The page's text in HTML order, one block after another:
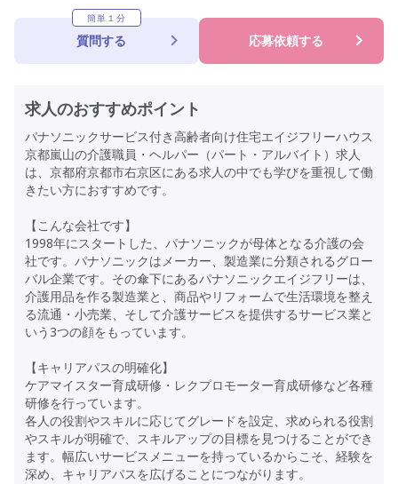
簡単１分
質問する 応募依頼する
求人のおすすめポイント
パナソニックサービス付き高齢者向け住宅エイジフリーハウス
京都嵐山の介護職員・ヘルパー（パート・アルバイト）求人
は、京都府京都市右京区にある求人の中でも学びを重視して働
きたい方におすすめです。
【こんな会社です】
1998年にスタートした、パナソニックが母体となる介護の会
社です。パナソニックはメーカー、製造業に分類されるグロー
バル企業です。その傘下にあるパナソニックエイジフリーは、
介護用品を作る製造業と、商品やリフォームで生活環境を整え
る流通・小売業、そして介護サービスを提供するサービス業と
いう3つの顔をもっています。
【キャリアパスの明確化】
ケアマイスター育成研修・レクプロモーター育成研修など各種
研修を行っています。
各人の役割やスキルに応じてグレードを設定、求められる役割
やスキルが明確で、スキルアップの目標を見つけることができ
ます。幅広いサービスメニューを持っているからこそ、経験を
深め、キャリアパスを広げることにつながります。